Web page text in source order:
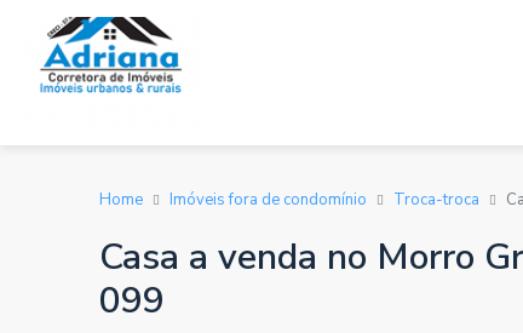
Home Imóveis fora de condomínio Troca-troca
Casa a venda no Morro
099